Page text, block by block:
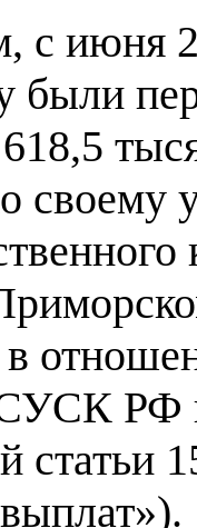
с июня
были
в
РФ